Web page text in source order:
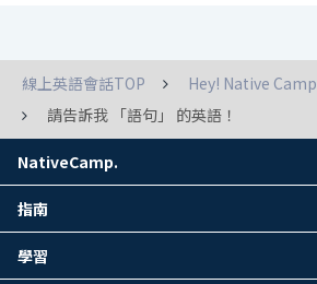
線上英語會話TOP
Hey! Native Camp
請告訴我 「語句」 的英語！
NativeCamp.
指南
學習